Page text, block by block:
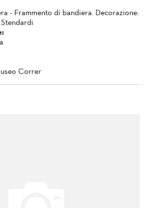
- Frammento di bandiera. Decorazione:
Correr